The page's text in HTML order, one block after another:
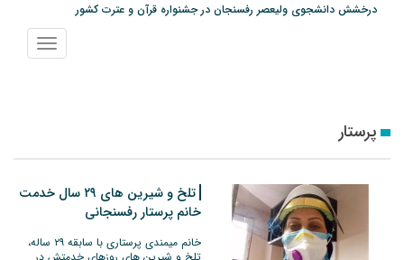
امام جمعه رفسنجان: تقوا لازمه حرفه خبرنگاری است
پیش‌بینی هواشناسی برای استان کرمان؛ از وزش باد و گردوخاک تا رگبار و رعدوبرق
نمایش
منو
پرستار
تلخ و شیرین های ۲۹ سال خدمت
خانم پرستار رفسنجانی
خانم میمندی پرستاری با سابقه ۲۹ ساله،